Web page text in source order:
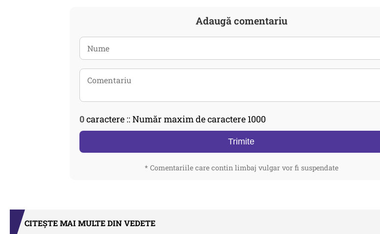
Adaugă comentariu
0caractere :: Număr maxim de caractere 1000
Trimite
* Comentariile care contin limbaj vulgar vor fi suspendate
CITEȘTE MAI MULTE DIN VEDETE